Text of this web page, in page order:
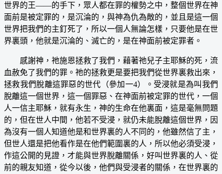
世界的王——的手下，眾人都在罪的權勢之中，整個世界在神
面前是被定罪的，是沉淪的，與神為仇為敵的，並且是這一個
世界把我們的主釘死了，所以一個人無論怎樣，只要他是在世
界裏頭，他就是沉淪的、滅亡的，是在神面前被定罪者。
感謝神，祂施恩拯救了我們，藉著祂兒子主耶穌的死，流
血赦免了我們的罪。祂的拯救更是要把我們從世界裏救出來，
拯救我們脫離這罪惡的世代（參加一4）。受浸就是為叫我們
脫離這一個世界，這一個罪惡、在神面前被定罪的世代，一個
人一信主耶穌，就有永生，神的生命在他裏面，這是毫無問題
的，但在世人中間，他若不受浸，就仍未能脫離這個世界，因
為沒有一個人知道他是和世界裏的人不同的，他雖然信了主，
但世人還是把他看作是在他們範圍裏的人，所以他必須受浸，
作這公開的見證，才能與世界脫離關係，好叫世界裏的人、從
前的親友知道，從今以後，他們與受浸者的關係，在世界裏的